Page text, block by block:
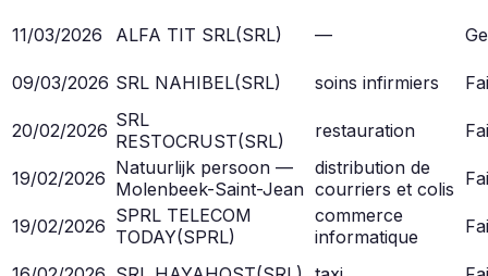
11/03/2026 ALFA TIT SRL(SRL) —
09/03/2026 SRL NAHIBEL(SRL) soins infirmiers
20/02/2026 SRL
RESTOCRUST(SRL) restauration
19/02/2026 Natuurlijk persoon —
Molenbeek-Saint-Jean
distribution de
courriers et colis
19/02/2026 SPRL TELECOM
TODAY(SPRL)
commerce
informatique